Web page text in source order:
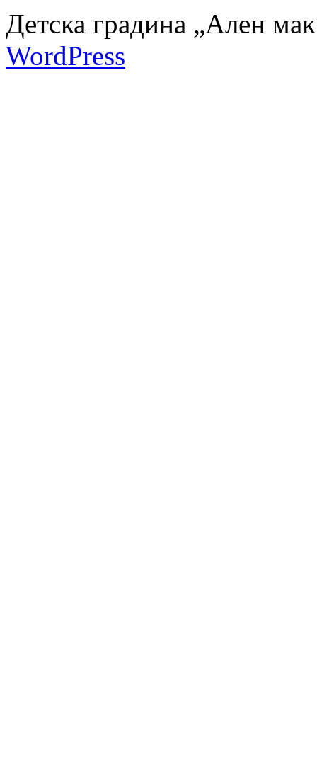
Детска градина „Ален
WordPress